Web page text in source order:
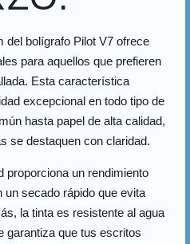
del bolígrafo Pilot V7 ofrece
para aquellos que prefieren
Esta característica
excepcional en todo tipo de
hasta papel de alta calidad,
se destaquen con claridad.
proporciona un rendimiento
secado rápido que evita
la tinta es resistente al agua
garantiza que tus escritos